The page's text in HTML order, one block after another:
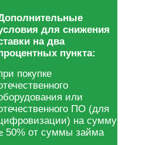
для снижения
на два
пункта:
покупке
или
ПО (для
на сумму
50% от суммы займа